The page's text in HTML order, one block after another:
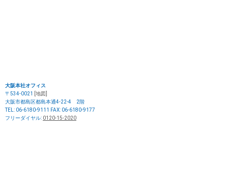
大阪本社オフィス
〒534-0021
[地図]
大阪市都島区都島本通4-22-4 2階
TEL: 06-6180-9111 FAX: 06-6180-9177
フリーダイヤル: 0120-15-2020